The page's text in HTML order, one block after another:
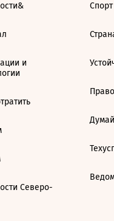
и
Северо-
Спорт
Право
Думай